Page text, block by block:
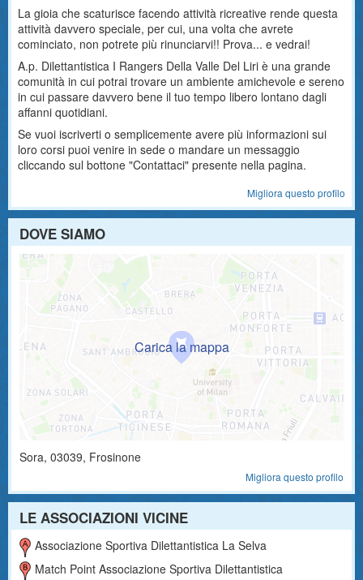
La gioia che scaturisce facendo attività ricreative rende questa
attività davvero speciale, per cui, una volta che avrete
cominciato, non potrete più rinunciarvi!! Prova... e vedrai!
A.p. Dilettantistica I Rangers Della Valle Del Liri è una grande
comunità in cui potrai trovare un ambiente amichevole e sereno
in cui passare davvero bene il tuo tempo libero lontano dagli
affanni quotidiani.
Se vuoi iscriverti o semplicemente avere più informazioni sui
loro corsi puoi venire in sede o mandare un messaggio
cliccando sul bottone "Contattaci" presente nella pagina.
Migliora questo profilo
DOVE SIAMO
Sora, 03039, Frosinone
Migliora questo profilo
LE ASSOCIAZIONI VICINE
Associazione Sportiva Dilettantistica La Selva
Match Point Associazione Sportiva Dilettantistica